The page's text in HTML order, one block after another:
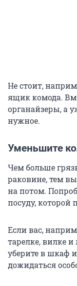
Не стоит,
ящик комода.
органайзеры, а
нужное.
Уменьшите
Чем больше
раковине, тем
на потом.
посуду, которой
Если вас,
тарелке, вилке
уберите в шкаф
дожидаться